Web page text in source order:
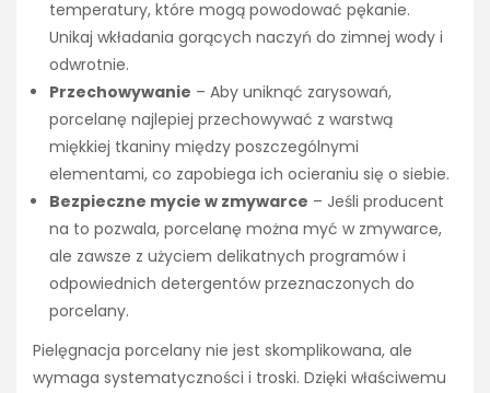
temperatury, które mogą powodować pękanie.
Unikaj wkładania gorących naczyń do zimnej wody i
odwrotnie.
Przechowywanie – Aby uniknąć zarysowań,
porcelanę najlepiej przechowywać z warstwą
miękkiej tkaniny między poszczególnymi
elementami, co zapobiega ich ocieraniu się o siebie.
Bezpieczne mycie w zmywarce – Jeśli producent
na to pozwala, porcelanę można myć w zmywarce,
ale zawsze z użyciem delikatnych programów i
odpowiednich detergentów przeznaczonych do
porcelany.
Pielęgnacja porcelany nie jest skomplikowana, ale
wymaga systematyczności i troski. Dzięki właściwemu